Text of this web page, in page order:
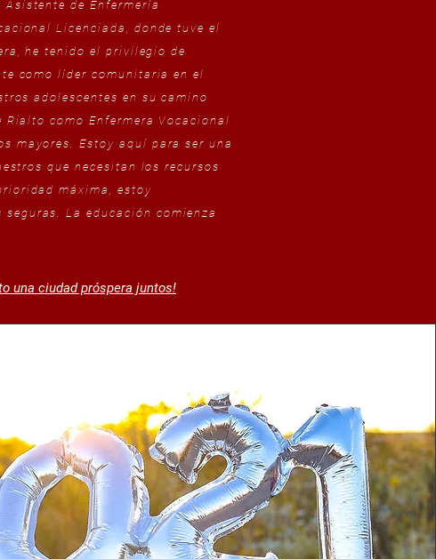
de Enfermería
Licenciada, donde tuve el
he tenido el privilegio de
como líder comunitaria en el
adolescentes en su camino
como Enfermera Vocacional
mayores. Estoy aquí para ser una
que necesitan los recursos
máxima, estoy
La educación comienza
una ciudad próspera juntos!